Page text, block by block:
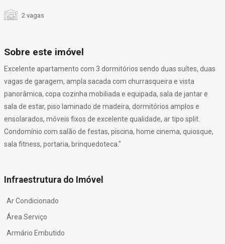
2 vagas
Sobre este imóvel
Excelente apartamento com 3 dormitórios sendo duas suítes, duas
vagas de garagem, ampla sacada com churrasqueira e vista
panorâmica, copa cozinha mobiliada e equipada, sala de jantar e
sala de estar, piso laminado de madeira, dormitórios amplos e
ensolarados, móveis fixos de excelente qualidade, ar tipo split.
Condomínio com salão de festas, piscina, home cinema, quiosque,
sala fitness, portaria, brinquedoteca."
Infraestrutura do Imóvel
Ar Condicionado
Área Serviço
Armário Embutido